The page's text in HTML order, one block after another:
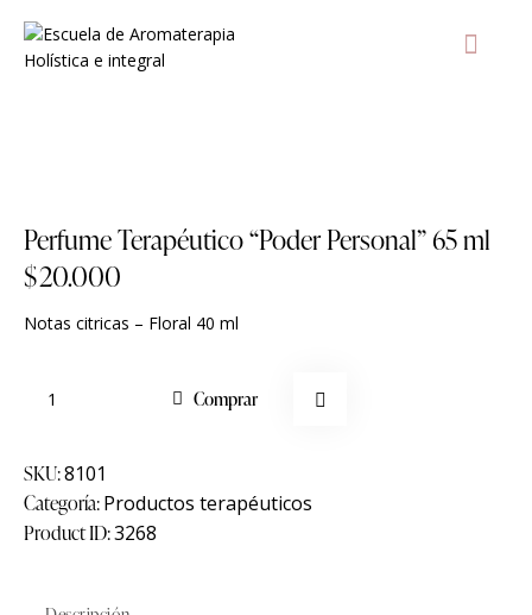
Perfume Terapéutico “Poder Personal” 65 ml
$20.000
Notas citricas – Floral 40 ml
Comprar
SKU:8101
Categoría:Productos terapéuticos
Product ID:3268